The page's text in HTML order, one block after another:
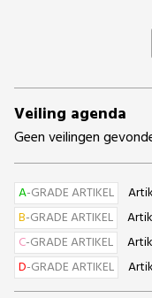
Veiling agenda
Geen veilingen
A-GRADE ARTIKEL
B-GRADE ARTIKEL
C-GRADE ARTIKEL
D-GRADE ARTIKEL